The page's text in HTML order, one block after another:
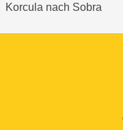
Korcula nach Sobra